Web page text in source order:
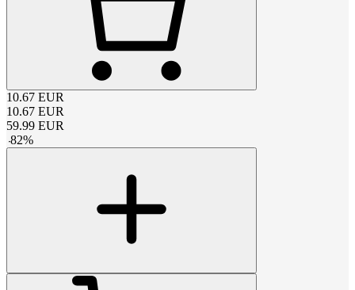
10.67 EUR
10.67 EUR
59.99 EUR
-82%